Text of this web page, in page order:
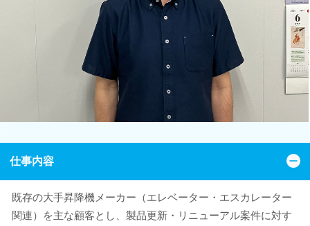
仕事内容
既存の大手昇降機メーカー（エレベーター・エスカレーター
関連）を主な顧客とし、製品更新・リニューアル案件に対す